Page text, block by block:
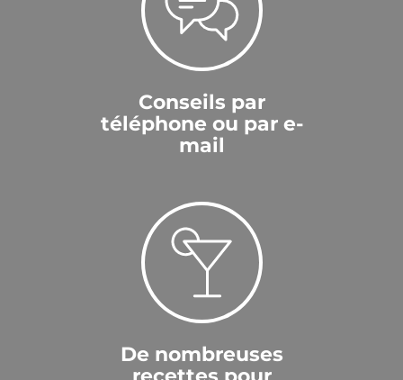
Conseils par
téléphone ou par e-
mail
De nombreuses